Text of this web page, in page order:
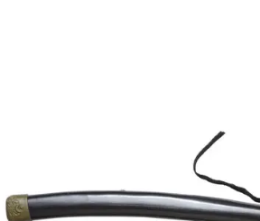
- Műanyag hajók
- Hinta, csúszda